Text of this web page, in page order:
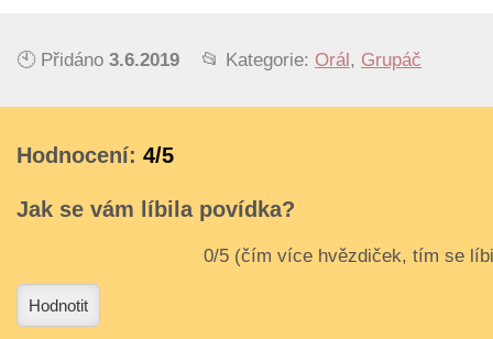
🕙 Přidáno 3.6.2019 📂 Kategorie: Orál , Grupáč
Hodnocení: 4/5
Jak se vám líbila povídka?
Hodnotit